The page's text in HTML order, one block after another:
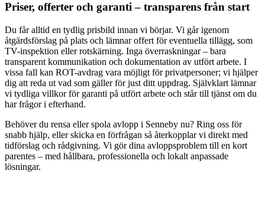
Priser, offerter och garanti – transparens från start
Du får alltid en tydlig prisbild innan vi börjar. Vi går igenom
åtgärdsförslag på plats och lämnar offert för eventuella tillägg, som
TV-inspektion eller rotskärning. Inga överraskningar – bara
transparent kommunikation och dokumentation av utfört arbete. I
vissa fall kan ROT-avdrag vara möjligt för privatpersoner; vi hjälper
dig att reda ut vad som gäller för just ditt uppdrag. Självklart lämnar
vi tydliga villkor för garanti på utfört arbete och står till tjänst om du
har frågor i efterhand.
Behöver du rensa eller spola avlopp i Senneby nu? Ring oss för
snabb hjälp, eller skicka en förfrågan så återkopplar vi direkt med
tidförslag och rådgivning. Vi gör dina avloppsproblem till en kort
parentes – med hållbara, professionella och lokalt anpassade
lösningar.